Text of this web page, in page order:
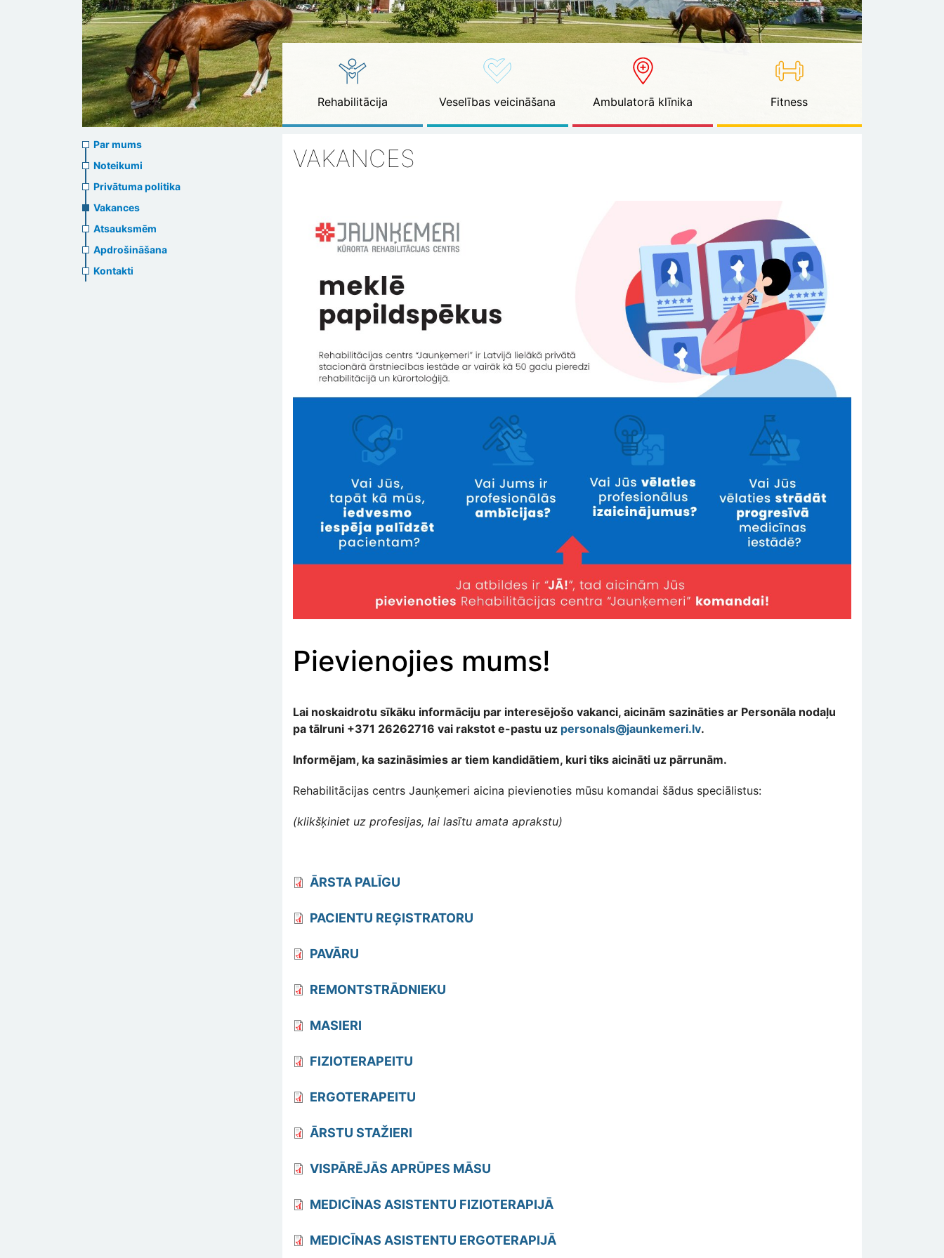
Rehabilitācija Veselības veicināšana Ambulatorā klīnika Fitness
About
us
header
menu
Par mums
Noteikumi
Privātuma politika
Vakances
Atsauksmēm
Apdrošināšana
Kontakti
VAKANCES
Pievienojies mums!
Lai noskaidrotu sīkāku informāciju par interesējošo vakanci, aicinām sazināties ar Personāla nodaļu
pa tālruni +371 26262716 vai rakstot e-pastu uz personals@jaunkemeri.lv.
Informējam, ka sazināsimies ar tiem kandidātiem, kuri tiks aicināti uz pārrunām.
Rehabilitācijas centrs Jaunķemeri aicina pievienoties mūsu komandai šādus speciālistus:
(klikšķiniet uz profesijas, lai lasītu amata aprakstu)
ĀRSTA PALĪGU
PACIENTU REĢISTRATORU
PAVĀRU
REMONTSTRĀDNIEKU
MASIERI
FIZIOTERAPEITU
ERGOTERAPEITU
ĀRSTU STAŽIERI
VISPĀRĒJĀS APRŪPES MĀSU
MEDICĪNAS ASISTENTU FIZIOTERAPIJĀ
MEDICĪNAS ASISTENTU ERGOTERAPIJĀ